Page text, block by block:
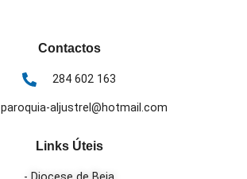
Contactos
284 602 163
paroquia-aljustrel@hotmail.com
Links Úteis